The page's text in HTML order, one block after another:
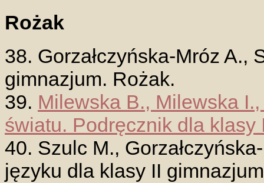
Rożak
38. Gorzałczyńska-Mróz A.,
gimnazjum. Rożak.
39. Milewska B., Milewska
światu. Podręcznik dla klasy
40. Szulc M.,
języku dla klasy II